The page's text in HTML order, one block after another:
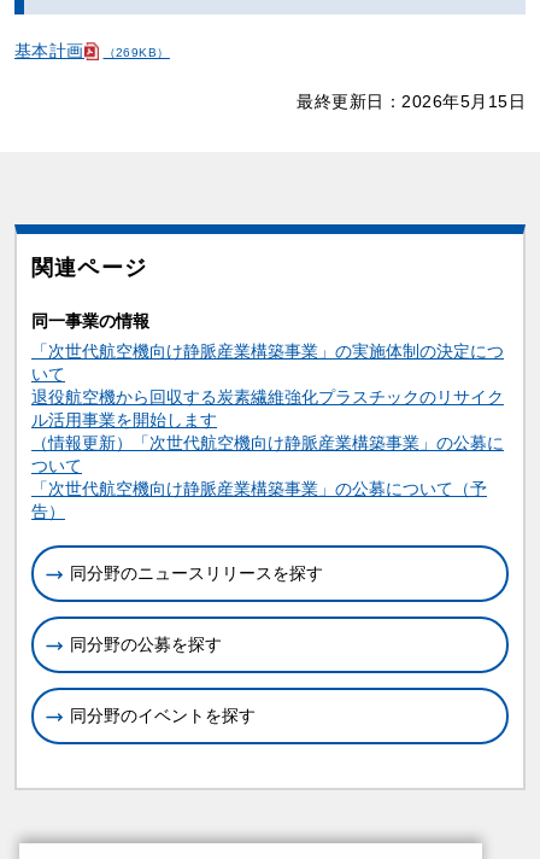
基本計画 （269KB）
最終更新日：2026年5月15日
関連ページ
同一事業の情報
「次世代航空機向け静脈産業構築事業」の実施体制の決定につ
いて
退役航空機から回収する炭素繊維強化プラスチックのリサイク
ル活用事業を開始します
（情報更新）「次世代航空機向け静脈産業構築事業」の公募に
ついて
「次世代航空機向け静脈産業構築事業」の公募について（予
告）
同分野のニュースリリースを探す
同分野の公募を探す
同分野のイベントを探す